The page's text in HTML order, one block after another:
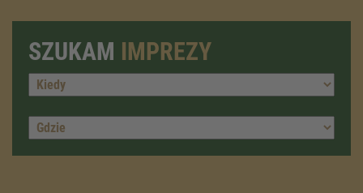
SZUKAM IMPREZY